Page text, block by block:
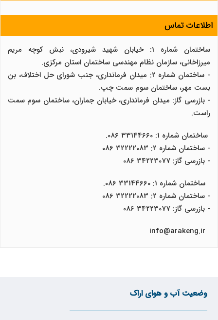
اطلاعات تماس
ساختمان شماره 1: خیابان شهید شیرودی، نبش کوچه مریم
میرزاخانی، سازمان نظام مهندسی ساختمان استان مرکزی.
- ساختمان شماره 2: میدان فرمانداری، جنب شورای حل اختلاف، بن
بست مهر، ساختمان سوم سمت چپ.
- بازرسی گاز: میدان فرمانداری، خیابان جماران، ساختمان سوم سمت
راست.
ساختمان شماره 1: 33144660 086.
- ساختمان شماره 2: 32222083 086
- بازرسی گاز: 34223077 086
ساختمان شماره 1: 33144660 086.
- ساختمان شماره 2: 32222083 086
- بازرسی گاز: 34223077 086
وضعیت آب و هوای اراک